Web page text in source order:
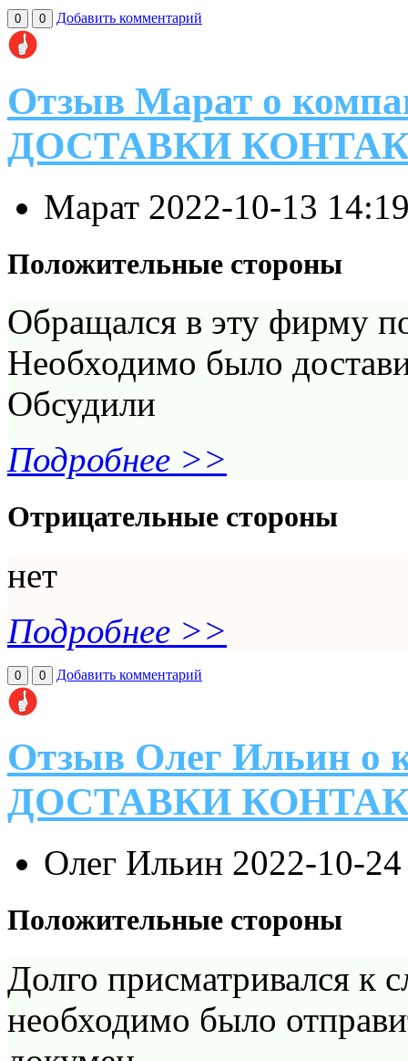
0 0 Добавить комментарий
Отзыв Марат о
ДОСТАВКИ
Марат 2022-10-13
Положительные стороны
Обращался в эту фирму
Необходимо было
Обсудили
Подробнее >>
Отрицательные стороны
нет
Подробнее >>
0 0 Добавить комментарий
Отзыв Олег Ильин
ДОСТАВКИ
Олег Ильин 2022-10-
Положительные стороны
Долго присматривался к
необходимо было